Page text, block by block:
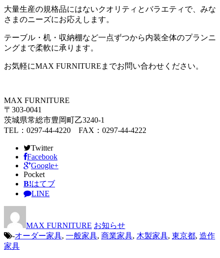
大量生産の規格品にはないクオリティとバラエティで、みな
さまのニーズにお応えします。
テーブル・机・収納棚など一点ずつから内装全体のプランニ
ングまで柔軟に承ります。
お気軽にMAX FURNITUREまでお問い合わせください。
MAX FURNITURE
〒303-0041
茨城県常総市豊岡町乙3240-1
TEL：0297-44-4220 FAX：0297-44-4222
Twitter
Facebook
Google+
Pocket
B!はてブ
LINE
MAX FURNITURE お知らせ
-オーダー家具, 一般家具, 商業家具, 木製家具, 東京都, 造作
家具